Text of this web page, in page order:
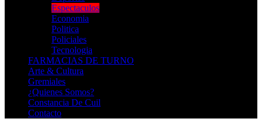
Espectaculos
Economia
Politica
Policiales
Tecnologia
FARMACIAS DE TURNO
Arte & Cultura
Gremiales
¿Quienes Somos?
Constancia De Cuil
Contacto